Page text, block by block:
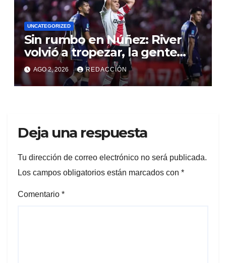
UNCATEGORIZED
Sin rumbo en Núñez: River
volvió a tropezar, la gente
perdió la paciencia y las
alarmas se encienden en el
Monumental
AGO 2, 2026 REDACCIÓN
Deja una respuesta
Tu dirección de correo electrónico no será publicada.
Los campos obligatorios están marcados con *
Comentario *